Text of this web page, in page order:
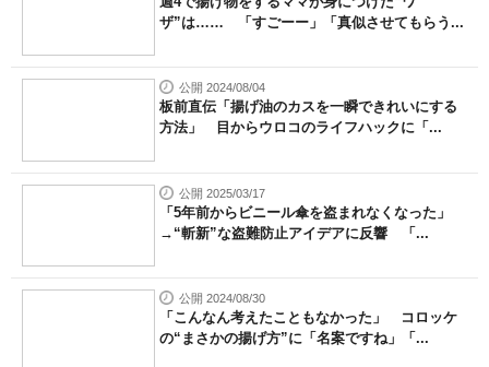
ザ”は…… 「すごーー」「真似させてもらう...
公開 2024/08/04
板前直伝「揚げ油のカスを一瞬できれいにする
方法」 目からウロコのライフハックに「...
公開 2025/03/17
「5年前からビニール傘を盗まれなくなった」
→“斬新”な盗難防止アイデアに反響 「...
公開 2024/08/30
「こんなん考えたこともなかった」 コロッケ
の“まさかの揚げ方”に「名案ですね」「...